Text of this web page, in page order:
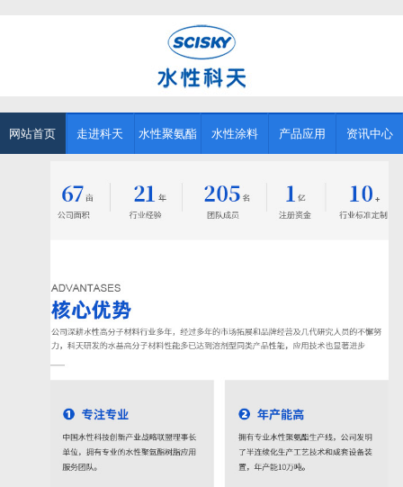
网站首页 走进科天 水性聚氨酯 水性涂料 产品应用 资讯中心